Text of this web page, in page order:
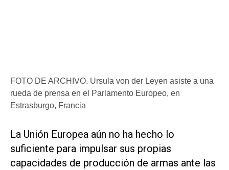
FOTO DE ARCHIVO. Ursula von der Leyen asiste a una
rueda de prensa en el Parlamento Europeo, en
Estrasburgo, Francia
La Unión Europea aún no ha hecho lo
suficiente para impulsar sus propias
capacidades de producción de armas ante las